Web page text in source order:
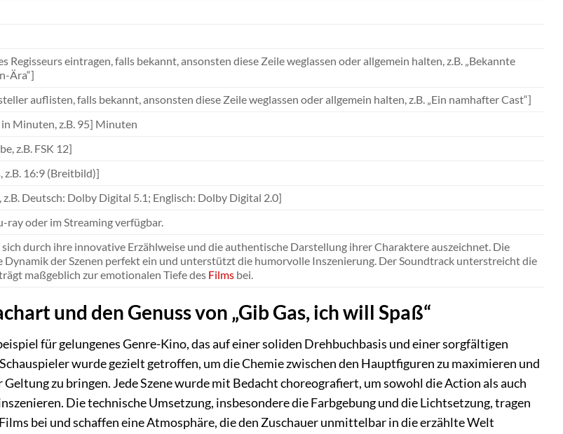
Regisseurs eintragen, falls bekannt, ansonsten diese Zeile weglassen oder allgemein halten, z.B. „Bekannte
Ära“]
auflisten, falls bekannt, ansonsten diese Zeile weglassen oder allgemein halten, z.B. „Ein namhafter Cast“]
Minuten, z.B. 95] Minuten
z.B. FSK 12]
z.B. 16:9 (Breitbild)]
Deutsch: Dolby Digital 5.1; Englisch: Dolby Digital 2.0]
ray oder im Streaming verfügbar.
durch ihre innovative Erzählweise und die authentische Darstellung ihrer Charaktere auszeichnet. Die
Dynamik der Szenen perfekt ein und unterstützt die humorvolle Inszenierung. Der Soundtrack unterstreicht die
maßgeblich zur emotionalen Tiefe des Filmsbei.
und den Genuss von „Gib Gas, ich will Spaß“
für gelungenes Genre-Kino, das auf einer soliden Drehbuchbasis und einer sorgfältigen
wurde gezielt getroffen, um die Chemie zwischen den Hauptfiguren zu maximieren und
zu bringen. Jede Szene wurde mit Bedacht choreografiert, um sowohl die Action als auch
Die technische Umsetzung, insbesondere die Farbgebung und die Lichtsetzung, tragen
bei und schaffen eine Atmosphäre, die den Zuschauer unmittelbar in die erzählte Welt